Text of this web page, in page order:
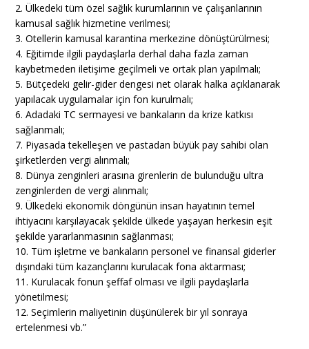
2. Ülkedeki tüm özel sağlık kurumlarının ve çalışanlarının
kamusal sağlık hizmetine verilmesi;
3. Otellerin kamusal karantina merkezine dönüştürülmesi;
4. Eğitimde ilgili paydaşlarla derhal daha fazla zaman
kaybetmeden iletişime geçilmeli ve ortak plan yapılmalı;
5. Bütçedeki gelir-gider dengesi net olarak halka açıklanarak
yapılacak uygulamalar için fon kurulmalı;
6. Adadaki TC sermayesi ve bankaların da krize katkısı
sağlanmalı;
7. Piyasada tekelleşen ve pastadan büyük pay sahibi olan
şirketlerden vergi alınmalı;
8. Dünya zenginleri arasına girenlerin de bulunduğu ultra
zenginlerden de vergi alınmalı;
9. Ülkedeki ekonomik döngünün insan hayatının temel
ihtiyacını karşılayacak şekilde ülkede yaşayan herkesin eşit
şekilde yararlanmasının sağlanması;
10. Tüm işletme ve bankaların personel ve finansal giderler
dışındaki tüm kazançlarını kurulacak fona aktarması;
11. Kurulacak fonun şeffaf olması ve ilgili paydaşlarla
yönetilmesi;
12. Seçimlerin maliyetinin düşünülerek bir yıl sonraya
ertelenmesi vb.”